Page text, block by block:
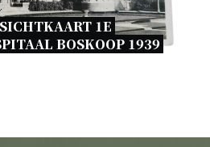
1E
BOSKOOP 1939